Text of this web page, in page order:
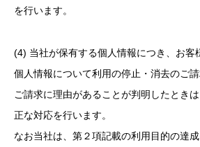
を行います。
(4) 当社が保有する個人情報につき、お客
個人情報について利用の停止・消去のご
ご請求に理由があることが判明したとき
正な対応を行います。
なお当社は、第２項記載の利用目的の達